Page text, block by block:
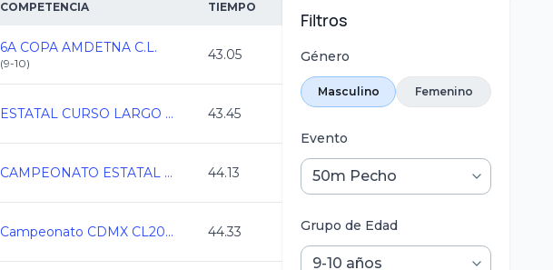
COMPETENCIA TIEMPO
6A COPA AMDETNA C.L.
(9-10)
43.05
ESTATAL CURSO LARGO 2026 MERIDA 43.45
CAMPEONATO ESTATAL CL QRO 2026 44.13
Campeonato CDMX CL2026 44.33
Filtros
Género
Masculino Femenino
Evento
Grupo de Edad